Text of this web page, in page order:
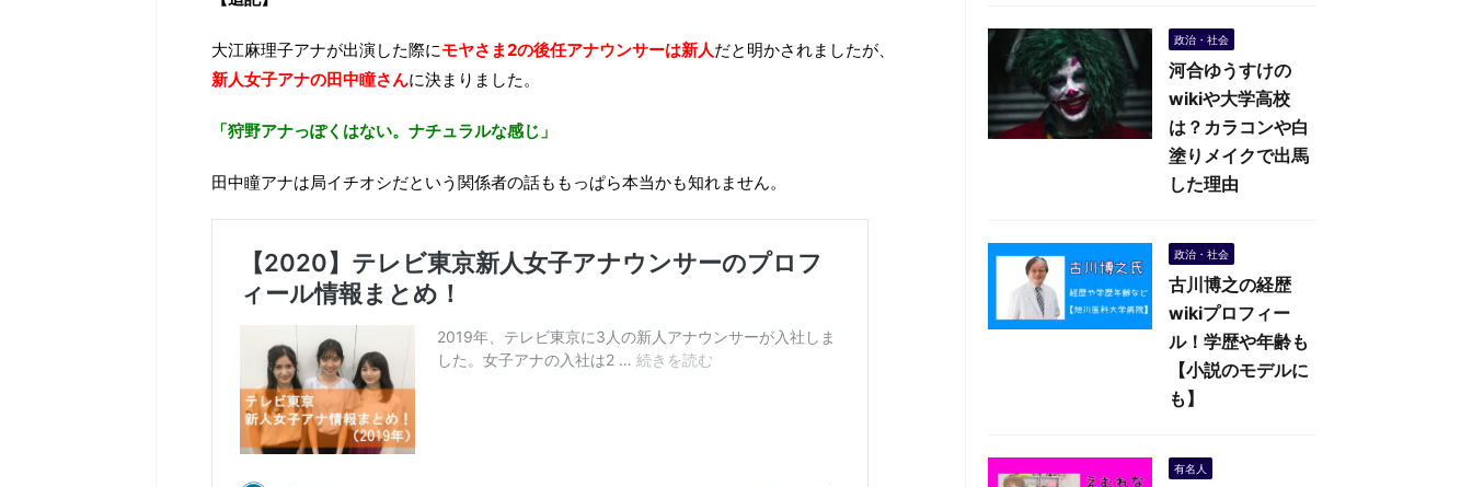
大江麻理子アナが出演した際にモヤさま2の後任アナウンサーは新人だと明かされましたが、
新人女子アナの田中瞳さんに決まりました。
「狩野アナっぽくはない。ナチュラルな感じ」
田中瞳アナは局イチオシだという関係者の話ももっぱら本当かも知れません。
政治・社会
河合ゆうすけの
wikiや大学高校
は？カラコンや白
塗りメイクで出馬
した理由
政治・社会
古川博之の経歴
wikiプロフィー
ル！学歴や年齢も
【小説のモデルに
も】
有名人